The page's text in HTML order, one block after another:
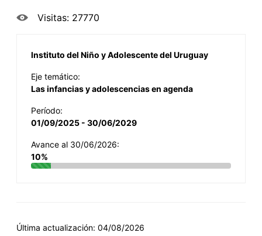
Visitas: 27770
Instituto del Niño y Adolescente del Uruguay
Eje temático:
Las infancias y adolescencias en agenda
Período:
01/09/2025 - 30/06/2029
Avance al 30/06/2026:
10%
Última actualización: 04/08/2026